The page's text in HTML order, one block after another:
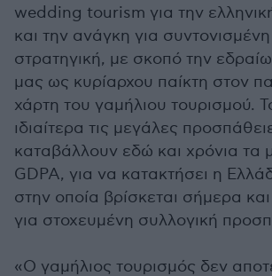
wedding tourism για την
και την ανάγκη για συντονισμένη
στρατηγική, με σκοπό την
μας ως κυρίαρχου παίκτη στον
χάρτη του γαμήλιου τουρισμού.
ιδιαίτερα τις μεγάλες
καταβάλλουν εδώ και χρόνια τα
GDPA, για να κατακτήσει η
στην οποία βρίσκεται σήμερα
για στοχευμένη συλλογική
«Ο γαμήλιος τουρισμός δεν